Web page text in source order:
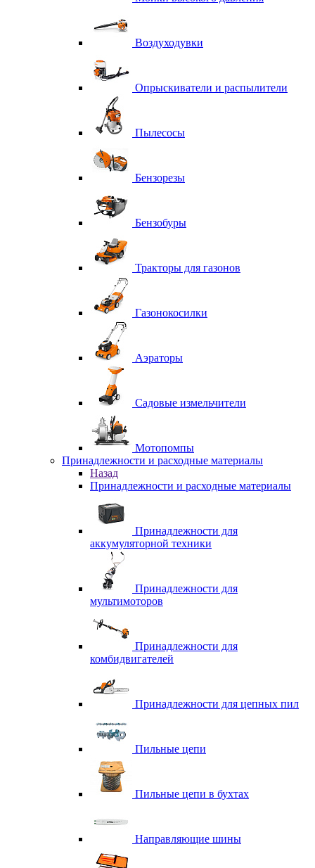
Воздуходувки
Опрыскиватели и распылители
Пылесосы
Бензорезы
Бензобуры
Тракторы для газонов
Газонокосилки
Аэраторы
Садовые измельчители
Мотопомпы
Принадлежности и расходные материалы
Назад
Принадлежности и расходные материалы
Принадлежности для
аккумуляторной техники
Принадлежности для
мультимоторов
Принадлежности для
комбидвигателей
Принадлежности для цепных пил
Пильные цепи
Пильные цепи в бухтах
Направляющие шины